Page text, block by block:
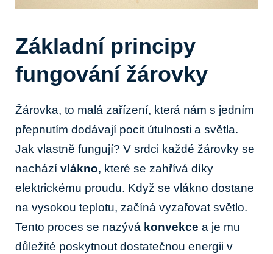
Základní principy
fungování žárovky
Žárovka, to malá zařízení, která nám s jedním
přepnutím dodávají pocit útulnosti a světla.
Jak vlastně fungují? V srdci každé žárovky se
nachází vlákno, které se zahřívá díky
elektrickému proudu. Když se vlákno dostane
na vysokou teplotu, začíná vyzařovat světlo.
Tento proces se nazývá konvekce a je mu
důležité poskytnout dostatečnou energii v